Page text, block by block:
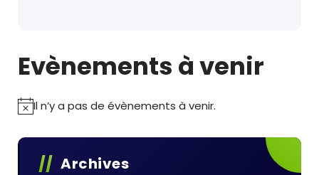
Evènements à venir
Il n’y a pas de évènements à venir.
Archives